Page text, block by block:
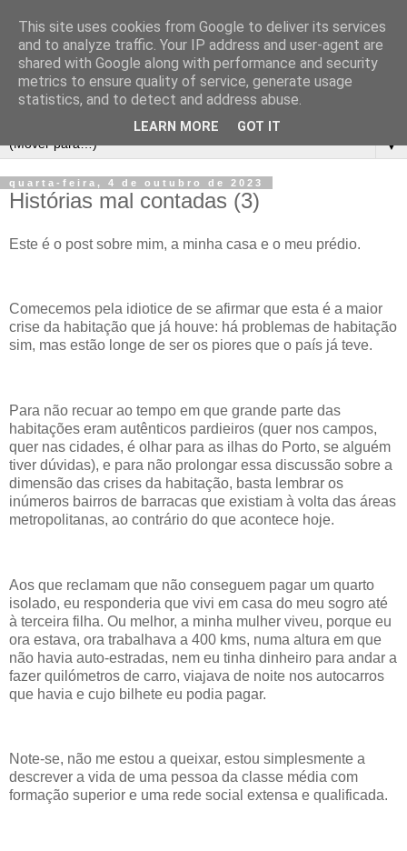
▼
quarta-feira, 4 de outubro de 2023
Histórias mal contadas (3)
Este é o post sobre mim, a minha casa e o meu prédio.
Comecemos pela idiotice de se afirmar que esta é a maior
crise da habitação que já houve: há problemas de habitação
sim, mas estão longe de ser os piores que o país já teve.
Para não recuar ao tempo em que grande parte das
habitações eram autênticos pardieiros (quer nos campos,
quer nas cidades, é olhar para as ilhas do Porto, se alguém
tiver dúvidas), e para não prolongar essa discussão sobre a
dimensão das crises da habitação, basta lembrar os
inúmeros bairros de barracas que existiam à volta das áreas
metropolitanas, ao contrário do que acontece hoje.
Aos que reclamam que não conseguem pagar um quarto
isolado, eu responderia que vivi em casa do meu sogro até
à terceira filha. Ou melhor, a minha mulher viveu, porque eu
ora estava, ora trabalhava a 400 kms, numa altura em que
não havia auto-estradas, nem eu tinha dinheiro para andar a
fazer quilómetros de carro, viajava de noite nos autocarros
que havia e cujo bilhete eu podia pagar.
Note-se, não me estou a queixar, estou simplesmente a
descrever a vida de uma pessoa da classe média com
formação superior e uma rede social extensa e qualificada.
This site uses cookies from Google to deliver its services
and to analyze traffic. Your IP address and user-agent are
shared with Google along with performance and security
metrics to ensure quality of service, generate usage
statistics, and to detect and address abuse.
LEARN MORE GOT IT